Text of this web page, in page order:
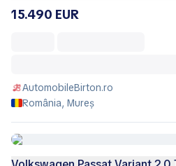
15.490 EUR
AutomobileBirton.ro
România, Mureș